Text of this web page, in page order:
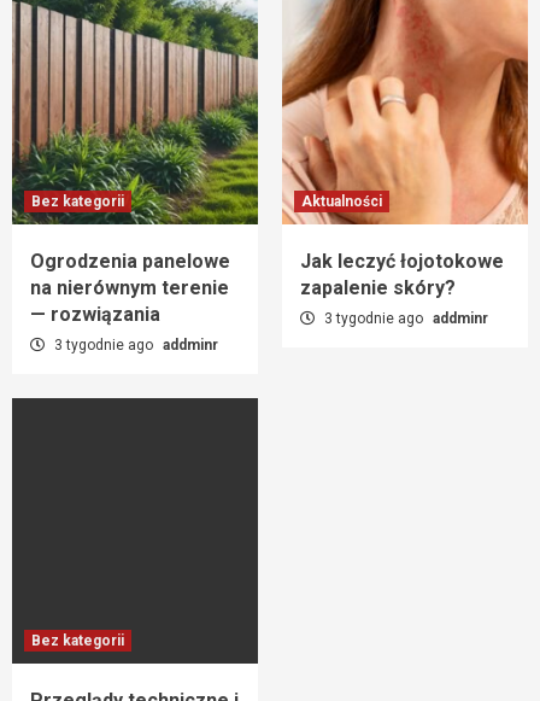
Bez kategorii
Ogrodzenia panelowe
na nierównym terenie
— rozwiązania
3 tygodnie ago addminr
Aktualności
Jak leczyć łojotokowe
zapalenie skóry?
3 tygodnie ago addminr
Bez kategorii